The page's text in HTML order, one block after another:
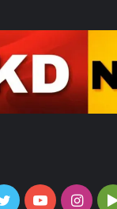
TwitterYouTube